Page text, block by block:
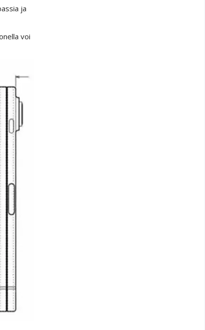
ja
voi